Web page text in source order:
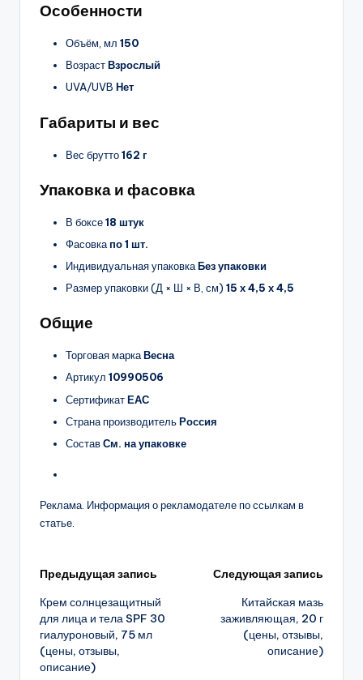
Особенности
Объём, мл 150
ВозрастВзрослый
UVA/UVB Нет
Габариты и вес
Вес брутто162 г
Упаковка и фасовка
В боксе18 штук
Фасовкапо 1 шт.
Индивидуальная упаковкаБез упаковки
Размер упаковки (Д × Ш × В, см) 15 х 4,5 х 4,5
Общие
Торговая маркаВесна
Артикул 10990506
СертификатЕАС
Страна производительРоссия
СоставСм. на упаковке
Реклама. Информация о рекламодателе по ссылкам в
статье.
Навигация
записи
Предыдущая запись
Крем солнцезащитный
для лица и тела SPF 30
гиалуроновый, 75 мл
(цены, отзывы,
описание)
Следующая запись
Китайская мазь
заживляющая, 20 г
(цены, отзывы,
описание)